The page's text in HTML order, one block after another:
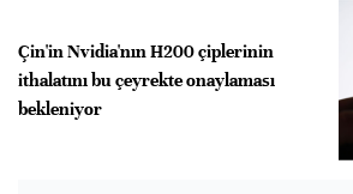
Çin'in Nvidia'nın H200 çiplerinin
ithalatını bu çeyrekte onaylaması
bekleniyor